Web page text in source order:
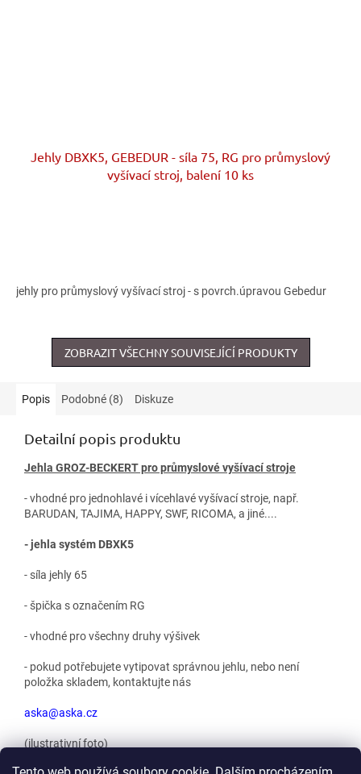
Jehly DBXK5, GEBEDUR - síla 75, RG pro průmyslový
vyšívací stroj, balení 10 ks
jehly pro průmyslový vyšívací stroj - s povrch.úpravou Gebedur
ZOBRAZIT VŠECHNY SOUVISEJÍCÍ PRODUKTY
Popis Podobné (8) Diskuze
Detailní popis produktu
Jehla GROZ-BECKERT pro průmyslové vyšívací stroje
- vhodné pro jednohlavé i vícehlavé vyšívací stroje, např.
BARUDAN, TAJIMA, HAPPY, SWF, RICOMA, a jiné....
- jehla systém DBXK5
- síla jehly 65
- špička s označením RG
- vhodné pro všechny druhy výšivek
- pokud potřebujete vytipovat správnou jehlu, nebo není
položka skladem, kontaktujte nás
aska@aska.cz
(ilustrativní foto)